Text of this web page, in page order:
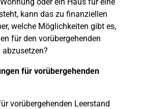
kann das zu finanziellen
welche Möglichkeiten gibt es,
für den vorübergehenden
für vorübergehenden
vorübergehenden Leerstand